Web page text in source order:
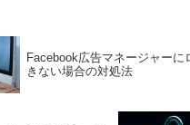
Facebook広告マネージャーに
きない場合の対処法